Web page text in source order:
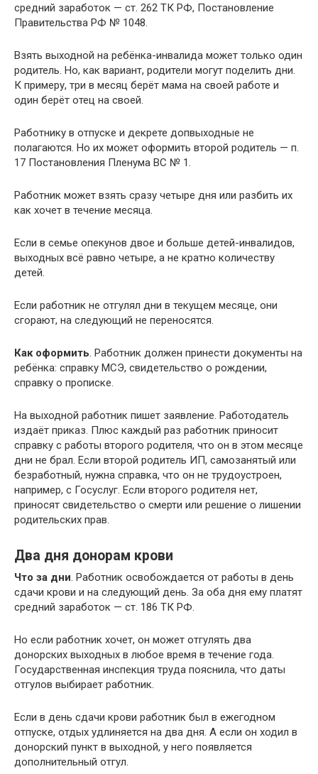
средний заработок — ст. 262 ТК РФ, Постановление
Правительства РФ № 1048.
Взять выходной на ребёнка-инвалида может только один
родитель. Но, как вариант, родители могут поделить дни.
К примеру, три в месяц берёт мама на своей работе и
один берёт отец на своей.
Работнику в отпуске и декрете допвыходные не
полагаются. Но их может оформить второй родитель — п.
17 Постановления Пленума ВС № 1.
Работник может взять сразу четыре дня или разбить их
как хочет в течение месяца.
Если в семье опекунов двое и больше детей-инвалидов,
выходных всё равно четыре, а не кратно количеству
детей.
Если работник не отгулял дни в текущем месяце, они
сгорают, на следующий не переносятся.
Как оформить . Работник должен принести документы на
ребёнка: справку МСЭ, свидетельство о рождении,
справку о прописке.
На выходной работник пишет заявление. Работодатель
издаёт приказ. Плюс каждый раз работник приносит
справку с работы второго родителя, что он в этом месяце
дни не брал. Если второй родитель ИП, самозанятый или
безработный, нужна справка, что он не трудоустроен,
например, с Госуслуг. Если второго родителя нет,
приносят свидетельство о смерти или решение о лишении
родительских прав.
Два дня донорам крови
Что за дни . Работник освобождается от работы в день
сдачи крови и на следующий день. За оба дня ему платят
средний заработок — ст. 186 ТК РФ.
Но если работник хочет, он может отгулять два
донорских выходных в любое время в течение года.
Государственная инспекция труда пояснила, что даты
отгулов выбирает работник.
Если в день сдачи крови работник был в ежегодном
отпуске, отдых удлиняется на два дня. А если он ходил в
донорский пункт в выходной, у него появляется
дополнительный отгул.